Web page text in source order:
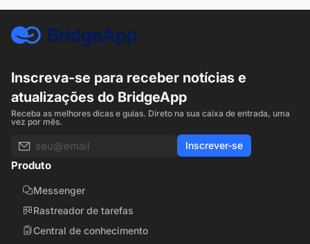
Inscreva-se para receber notícias e
atualizações do BridgeApp
Receba as melhores dicas e guias. Direto na sua caixa de entrada, uma
vez por mês.
Inscrever-se
Produto
Messenger
Rastreador de tarefas
Central de conhecimento